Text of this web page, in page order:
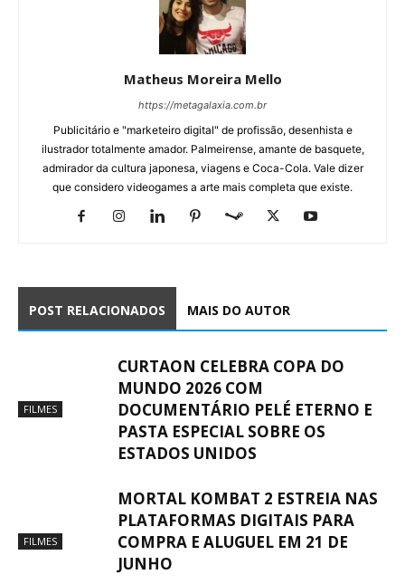
Matheus Moreira Mello
https://metagalaxia.com.br
Publicitário e "marketeiro digital" de profissão, desenhista e
ilustrador totalmente amador. Palmeirense, amante de basquete,
admirador da cultura japonesa, viagens e Coca-Cola. Vale dizer
que considero videogames a arte mais completa que existe.
POST RELACIONADOS MAIS DO AUTOR
FILMES
CURTAON CELEBRA COPA DO
MUNDO 2026 COM
DOCUMENTÁRIO PELÉ ETERNO E
PASTA ESPECIAL SOBRE OS
ESTADOS UNIDOS
FILMES
MORTAL KOMBAT 2 ESTREIA NAS
PLATAFORMAS DIGITAIS PARA
COMPRA E ALUGUEL EM 21 DE
JUNHO